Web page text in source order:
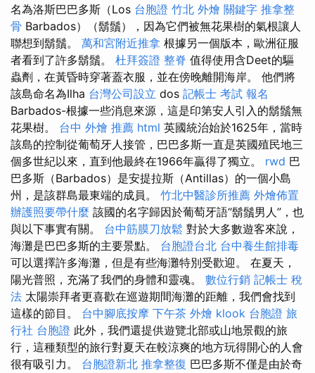
名為洛斯巴巴多斯（Los 台胞證 竹北 外燴 關鍵字 推拿整
骨 Barbados）（鬍鬚），因為它們被無花果樹的氣根讓人
聯想到鬍鬚。 萬和宮附近推拿 根據另一個版本，歐洲征服
者看到了許多鬍鬚。 杜拜簽證 整脊 值得使用含Deet的驅
蟲劑，在黃昏時穿著蓋衣服，並在傍晚離開海岸。 他們將
該島命名為Ilha 台灣公司設立 dos 記帳士 考試 報名
Barbados-根據一些消息來源，這是印第安人引入的鬍鬚無
花果樹。 台中 外燴 推薦 html 英國統治始於1625年，當時
該島的控制從葡萄牙人接管，巴巴多斯一直是英國殖民地三
個多世紀以來，直到他最終在1966年贏得了獨立。 rwd 巴
巴多斯（Barbados）是安提拉斯（Antillas）的一個小島
州，是該群島最東端的成員。 竹北中醫診所推薦 外燴佈置
辦護照要帶什麼 該國的名字歸因於葡萄牙語“鬍鬚男人”，也
與以下事實有關。 台中筋膜刀放鬆 對於大多數遊客來說，
海灘是巴巴多斯的主要景點。 台胞證台北 台中養生館排毒
可以選擇許多海灘，但是有些海灘特別受歡迎。 在夏天，
陽光普照，充滿了我們的身體和靈魂。 數位行銷 記帳士 稅
法 太陽崇拜者更喜歡在巡遊期間海灘的距離，我們會找到
這樣的節目。 台中腳底按摩 下午茶 外燴 klook 台胞證 旅
行社 台胞證 此外，我們還提供遊覽北部或山地景觀的旅
行，這種類型的旅行對夏天在較涼爽的地方玩得開心的人會
很有吸引力。 台胞證新北 推拿整復 巴巴多斯不僅是由於奇